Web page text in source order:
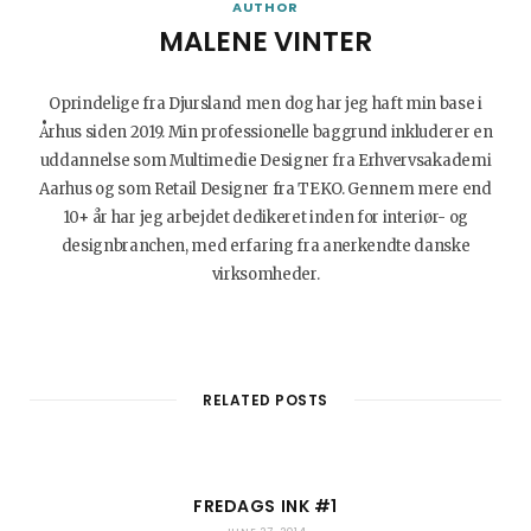
AUTHOR
MALENE VINTER
Oprindelige fra Djursland men dog har jeg haft min base i
Århus siden 2019. Min professionelle baggrund inkluderer en
uddannelse som Multimedie Designer fra Erhvervsakademi
Aarhus og som Retail Designer fra TEKO. Gennem mere end
10+ år har jeg arbejdet dedikeret inden for interiør- og
designbranchen, med erfaring fra anerkendte danske
virksomheder.
b
e
s
r
o
v
n
I
RELATED POSTS
FREDAGS INK #1